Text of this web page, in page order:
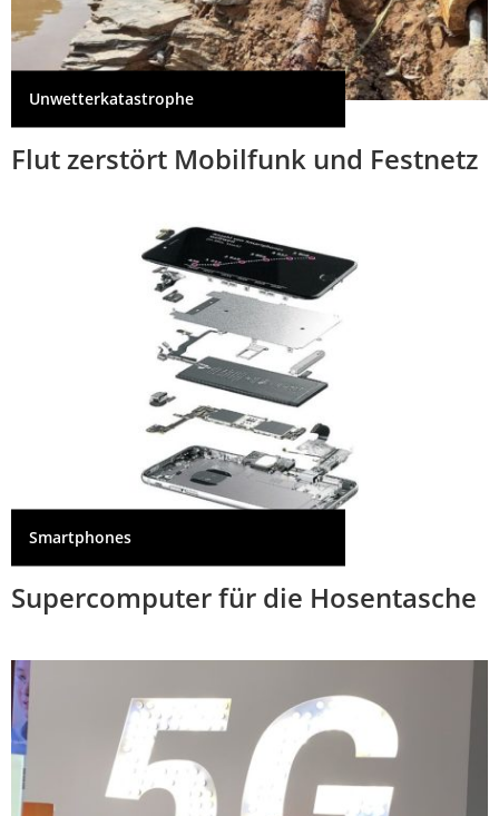
Unwetterkatastrophe
Flut zerstört Mobilfunk und Festnetz
Smartphones
Supercomputer für die Hosentasche